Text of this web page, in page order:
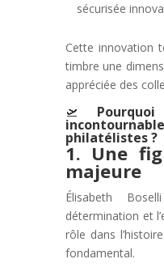
sécurisée
Cette innovation
timbre une
appréciée des
🛫
philatélistes ?
1. Une
majeure
Élisabeth
détermination et
rôle dans
fondamental.